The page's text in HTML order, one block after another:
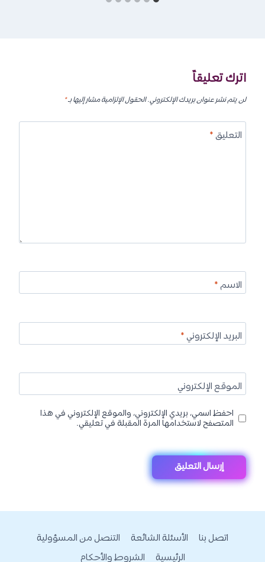
اترك تعليقاً
لن يتم نشر عنوان بريدك الإلكتروني.الحقول الإلزامية مشار إليها بـ*
التعليق*
الاسم*
البريد الإلكتروني*
الموقع الإلكتروني
احفظ اسمي، بريدي الإلكتروني، والموقع الإلكتروني في هذا
المتصفح لاستخدامها المرة المقبلة في تعليقي.
اتصل بنا الأسئلة الشائعة
التنصل من المسؤولية
الرئيسية
الشروط والأحكام